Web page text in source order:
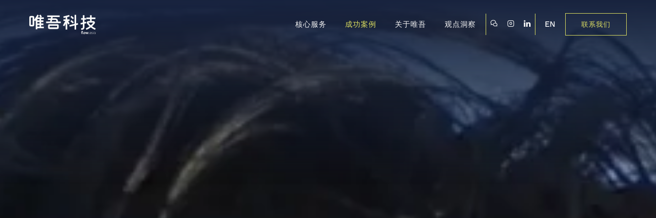
核心服务 成功案例 关于唯吾 观点洞察 EN 联系我们